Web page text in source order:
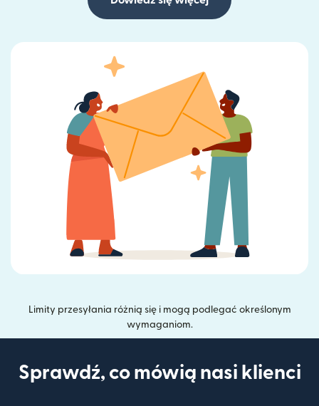
Limity przesyłania różnią się i mogą podlegać określonym
wymaganiom.
Sprawdź, co mówią nasi klienci